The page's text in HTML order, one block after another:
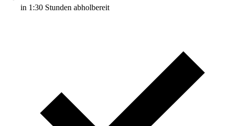
in 1:30 Stunden abholbereit